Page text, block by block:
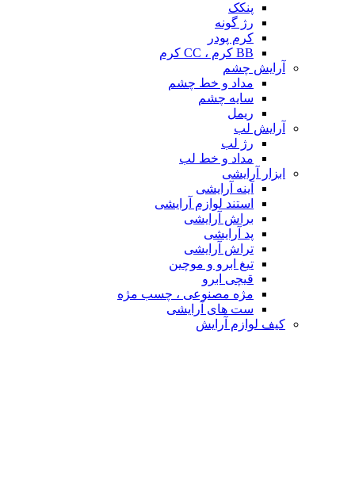
پنکک
رژ گونه
کرم پودر
BB کرم ، CC کرم
آرایش چشم
مداد و خط چشم
سایه چشم
ریمل
آرایش لب
رژ لب
مداد و خط لب
ابزار آرایشی
آینه آرایشی
استند لوازم آرایشی
براش آرایشی
پد آرایشی
تراش آرایشی
تیغ ابرو و موچین
قیچی ابرو
مژه مصنوعی ، چسب مژه
ست های آرایشی
کیف لوازم آرایش